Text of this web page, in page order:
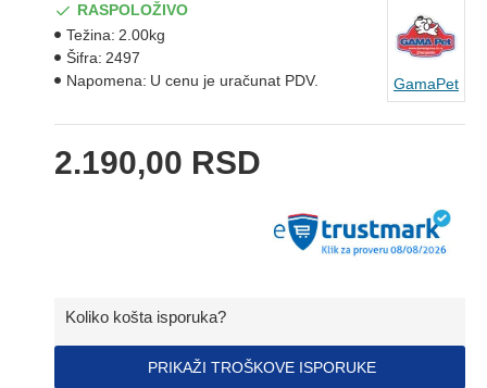
2.190,00 RSD
RASPOLOŽIVO
Težina: 2.00kg
Šifra: 2497
Napomena: U cenu je uračunat PDV. GamaPet
Koliko košta isporuka?
PRIKAŽI TROŠKOVE ISPORUKE